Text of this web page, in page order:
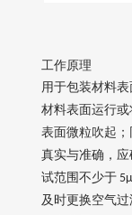
工作原理
用于包装材料
材料表面运行
表面微粒吹起
真实与准确，
试范围不少于
及时更换空气